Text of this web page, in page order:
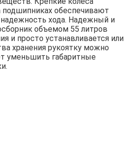
обеспечивают
хода. Надежный и
объемом 55 литров
и просто устанавливается или
хранения рукоятку можно
уменьшить габаритные